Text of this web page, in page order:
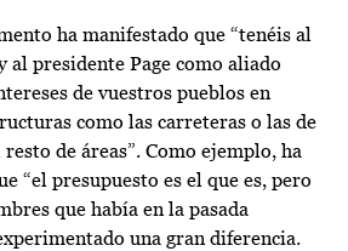
ha manifestado que “tenéis al
al presidente Page como aliado
de vuestros pueblos en
como las carreteras o las de
de áreas”. Como ejemplo, ha
“el presupuesto es el que es, pero
que había en la pasada
una gran diferencia.